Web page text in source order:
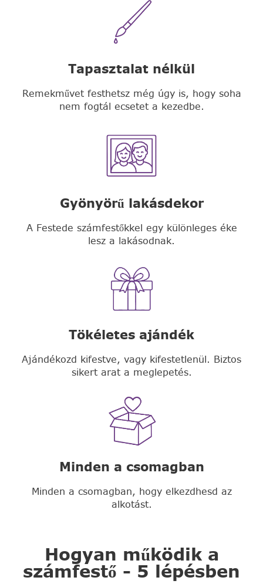
Tapasztalat nélkül
Remekművet festhetsz még úgy is, hogy soha
nem fogtál ecsetet a kezedbe.
Gyönyörű lakásdekor
A Festede számfestőkkel egy különleges éke
lesz a lakásodnak.
Tökéletes ajándék
Ajándékozd kifestve, vagy kifestetlenül. Biztos
sikert arat a meglepetés.
Minden a csomagban
Minden a csomagban, hogy elkezdhesd az
alkotást.
Hogyan működik a
számfestő - 5 lépésben